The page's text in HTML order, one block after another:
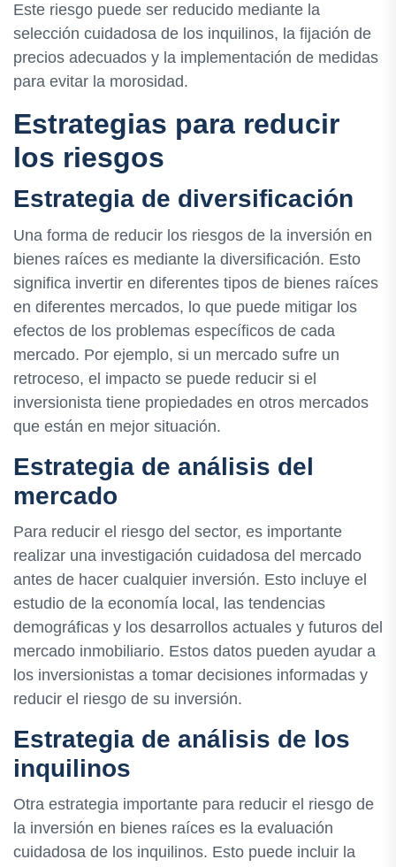
Este riesgo puede ser reducido mediante la
selección cuidadosa de los inquilinos, la fijación de
precios adecuados y la implementación de medidas
para evitar la morosidad.
Estrategias para reducir
los riesgos
Estrategia de diversificación
Una forma de reducir los riesgos de la inversión en
bienes raíces es mediante la diversificación. Esto
significa invertir en diferentes tipos de bienes raíces
en diferentes mercados, lo que puede mitigar los
efectos de los problemas específicos de cada
mercado. Por ejemplo, si un mercado sufre un
retroceso, el impacto se puede reducir si el
inversionista tiene propiedades en otros mercados
que están en mejor situación.
Estrategia de análisis del
mercado
Para reducir el riesgo del sector, es importante
realizar una investigación cuidadosa del mercado
antes de hacer cualquier inversión. Esto incluye el
estudio de la economía local, las tendencias
demográficas y los desarrollos actuales y futuros del
mercado inmobiliario. Estos datos pueden ayudar a
los inversionistas a tomar decisiones informadas y
reducir el riesgo de su inversión.
Estrategia de análisis de los
inquilinos
Otra estrategia importante para reducir el riesgo de
la inversión en bienes raíces es la evaluación
cuidadosa de los inquilinos. Esto puede incluir la